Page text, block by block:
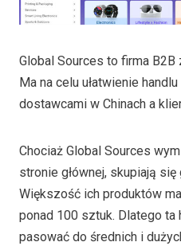
Global Sources to firma
Ma na celu ułatwienie
dostawcami w Chinach a
Chociaż Global Sources
stronie głównej, skupiają się
Większość ich produktów
ponad 100 sztuk. Dlatego ta
pasować do średnich i